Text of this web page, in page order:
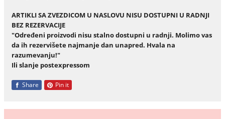
ARTIKLI SA ZVEZDICOM U NASLOVU NISU DOSTUPNI U RADNJI
BEZ REZERVACIJE
"Određeni proizvodi nisu stalno dostupni u radnji. Molimo vas
da ih rezervišete najmanje dan unapred. Hvala na
razumevanju!"
Ili slanje postexpressom
Share Pin it